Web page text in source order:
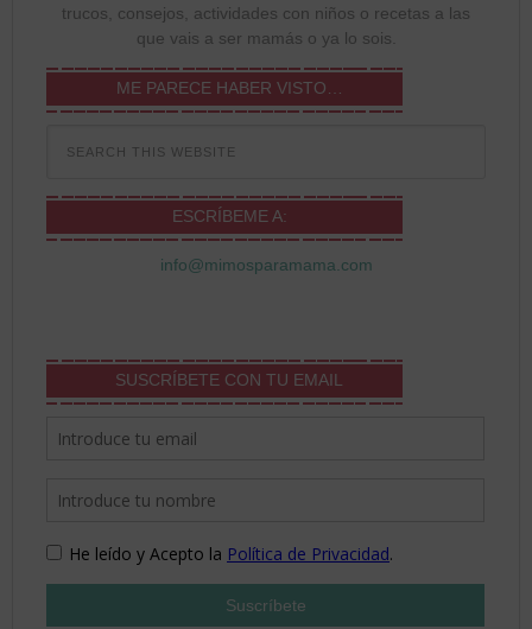
trucos, consejos, actividades con niños o recetas a las
que vais a ser mamás o ya lo sois.
ME PARECE HABER VISTO…
ESCRÍBEME A:
info@mimosparamama.com
SUSCRÍBETE CON TU EMAIL